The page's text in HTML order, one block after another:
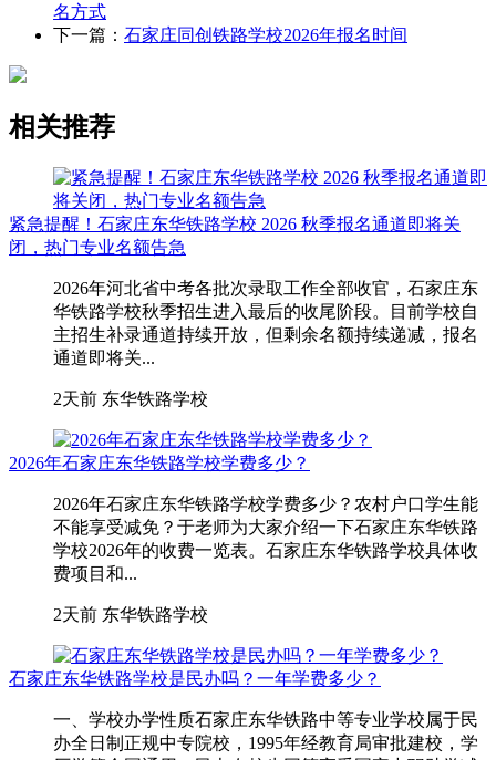
名方式
下一篇： 石家庄同创铁路学校2026年报名时间
相关推荐
紧急提醒！石家庄东华铁路学校 2026 秋季报名通道即将关
闭，热门专业名额告急
2026年河北省中考各批次录取工作全部收官，石家庄东
华铁路学校秋季招生进入最后的收尾阶段。目前学校自
主招生补录通道持续开放，但剩余名额持续递减，报名
通道即将关...
2天前 东华铁路学校
2026年石家庄东华铁路学校学费多少？
2026年石家庄东华铁路学校学费多少？农村户口学生能
不能享受减免？于老师为大家介绍一下石家庄东华铁路
学校2026年的收费一览表。石家庄东华铁路学校具体收
费项目和...
2天前 东华铁路学校
石家庄东华铁路学校是民办吗？一年学费多少？
一、学校办学性质石家庄东华铁路中等专业学校属于民
办全日制正规中专院校，1995年经教育局审批建校，学